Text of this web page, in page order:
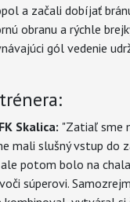
a začali dobíjať
obranu a rýchle
gól vedenie
Skalica: "Zatiaľ sme
mali slušný vstup do
potom bolo na
súperovi.